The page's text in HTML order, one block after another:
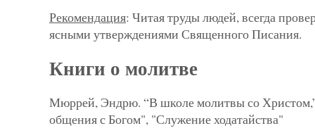
Рекомендация: Читая труды людей, всегда
ясными утверждениями Священного Писания.
Книги о молитве
Мюррей, Эндрю. “В школе молитвы со
общения с Богом", "Служение ходатайства"